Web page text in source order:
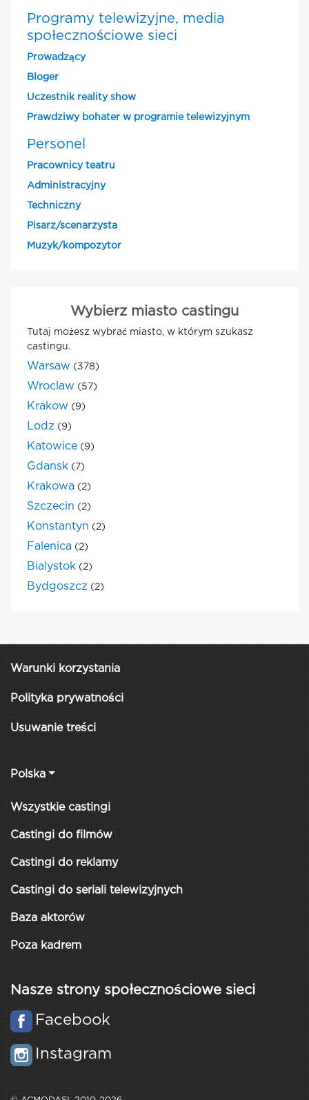
Programy telewizyjne, media
społecznościowe sieci
Prowadzący
Bloger
Uczestnik reality show
Prawdziwy bohater w programie telewizyjnym
Personel
Pracownicy teatru
Administracyjny
Techniczny
Pisarz/scenarzysta
Muzyk/kompozytor
Wybierz miasto castingu
Tutaj możesz wybrać miasto, w którym szukasz
castingu.
Warsaw (378)
Wroclaw (57)
Krakow (9)
Lodz (9)
Katowice (9)
Gdansk (7)
Krakowa (2)
Szczecin (2)
Konstantyn (2)
Falenica (2)
Bialystok (2)
Bydgoszcz (2)
Warunki korzystania
Polityka prywatności
Usuwanie treści
Polska
Wszystkie castingi
Castingi do filmów
Castingi do reklamy
Castingi do seriali telewizyjnych
Baza aktorów
Poza kadrem
Nasze strony społecznościowe sieci
Facebook
Instagram